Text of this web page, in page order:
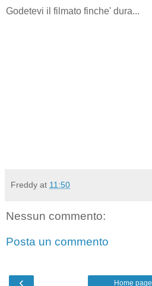
Godetevi il filmato finche' dura...
Freddy at 11:50
Nessun commento:
Posta un commento
‹ Home page